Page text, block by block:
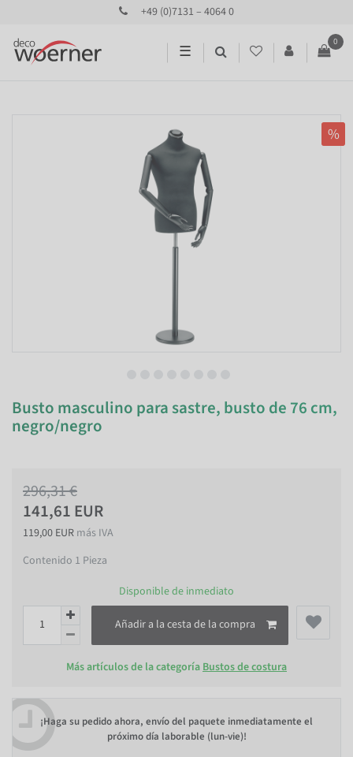
+49 (0)7131 – 4064 0
☰
0
%
Busto masculino para sastre, busto de 76 cm,
negro/negro
296,31 €
141,61 EUR
119,00 EUR más IVA
Contenido 1 Pieza
Disponible de inmediato
Añadir a la cesta de la compra
Más artículos de la categoría Bustos de costura
¡Haga su pedido ahora, envío del paquete inmediatamente el
próximo día laborable (lun-vie)!